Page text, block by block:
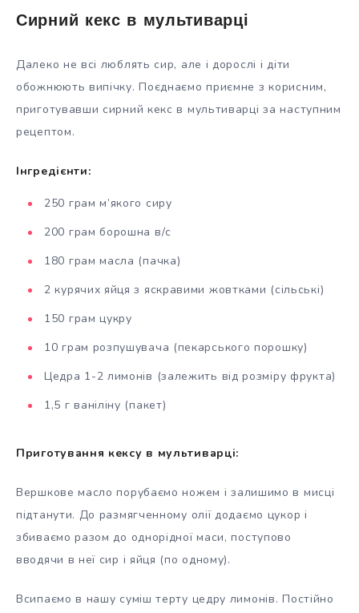
Сирний кекс в мультиварці
Далеко не всі люблять сир, але і дорослі і діти
обожнюють випічку. Поєднаємо приємне з корисним,
приготувавши сирний кекс в мультиварці за наступним
рецептом.
Інгредієнти:
250 грам м’якого сиру
200 грам борошна в/с
180 грам масла (пачка)
2 курячих яйця з яскравими жовтками (сільські)
150 грам цукру
10 грам розпушувача (пекарського порошку)
Цедра 1-2 лимонів (залежить від розміру фрукта)
1,5 г ваніліну (пакет)
Приготування кексу в мультиварці:
Вершкове масло порубаємо ножем і залишимо в мисці
підтанути. До размягченному олії додаємо цукор і
збиваємо разом до однорідної маси, поступово
вводячи в неї сир і яйця (по одному).
Всипаємо в нашу суміш терту цедру лимонів. Постійно